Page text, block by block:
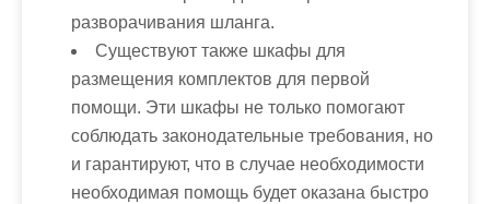
разворачивания шланга.
Существуют также шкафы для
размещения комплектов для первой
помощи. Эти шкафы не только помогают
соблюдать законодательные требования, но
и гарантируют, что в случае необходимости
необходимая помощь будет оказана быстро